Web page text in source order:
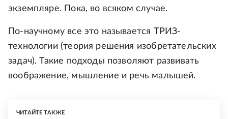
экземпляре. Пока, во всяком случае.
По-научному все это называется ТРИЗ-
технологии (теория решения изобретательских
задач). Такие подходы позволяют развивать
воображение, мышление и речь малышей.
ЧИТАЙТЕ ТАКЖЕ